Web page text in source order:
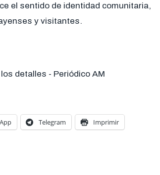
el sentido de identidad comunitaria,
y visitantes.
Telegram Imprimir